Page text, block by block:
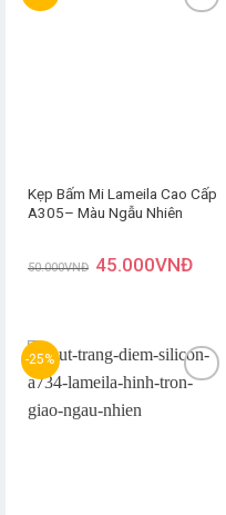
Kẹp Bấm Mi Lameila Cao Cấp
A305– Màu Ngẫu Nhiên
50.000VNĐ 45.000VNĐ
-25%